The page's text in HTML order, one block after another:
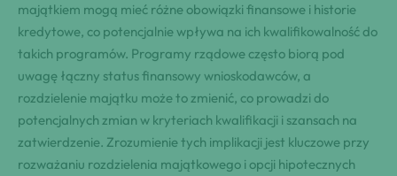
majątkiem mogą mieć różne obowiązki finansowe i historie
kredytowe, co potencjalnie wpływa na ich kwalifikowalność do
takich programów. Programy rządowe często biorą pod
uwagę łączny status finansowy wnioskodawców, a
rozdzielenie majątku może to zmienić, co prowadzi do
potencjalnych zmian w kryteriach kwalifikacji i szansach na
zatwierdzenie. Zrozumienie tych implikacji jest kluczowe przy
rozważaniu rozdzielenia majątkowego i opcji hipotecznych